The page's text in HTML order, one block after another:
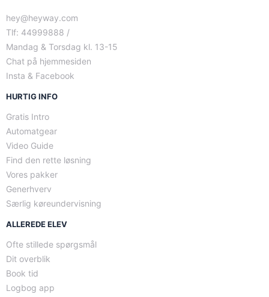
hey@heyway.com
Tlf: 44999888 /
Mandag & Torsdag kl. 13-15
Chat på hjemmesiden
Insta & Facebook
HURTIG INFO
Gratis Intro
Automatgear
Video Guide
Find den rette løsning
Vores pakker
Generhverv
Særlig køreundervisning
ALLEREDE ELEV
Ofte stillede spørgsmål
Dit overblik
Book tid
Logbog app